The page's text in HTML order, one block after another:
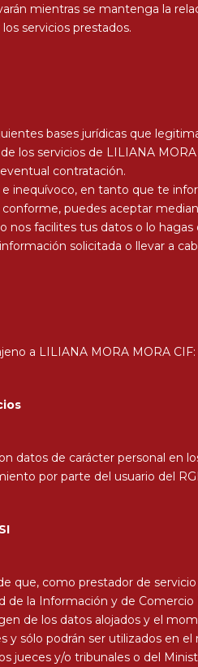
mientras se mantenga la
servicios prestados.
bases jurídicas que
los servicios de LILIANA
contratación.
inequívoco, en tanto que te
puedes aceptar
nos facilites tus datos o lo
solicitada o llevar a
a LILIANA MORA MORA CIF:
datos de carácter personal en
por parte del usuario del
que, como prestador de
de la Información y de
de los datos alojados y el
sólo podrán ser utilizados en
jueces y/o tribunales o del